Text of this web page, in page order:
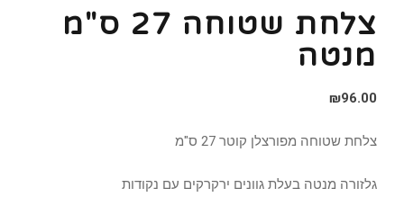
צלחת שטוחה 27 ס"מ
מנטה
₪96.00
צלחת שטוחה מפורצלן קוטר 27 ס"מ
גלזורה מנטה בעלת גוונים ירקרקים עם נקודות